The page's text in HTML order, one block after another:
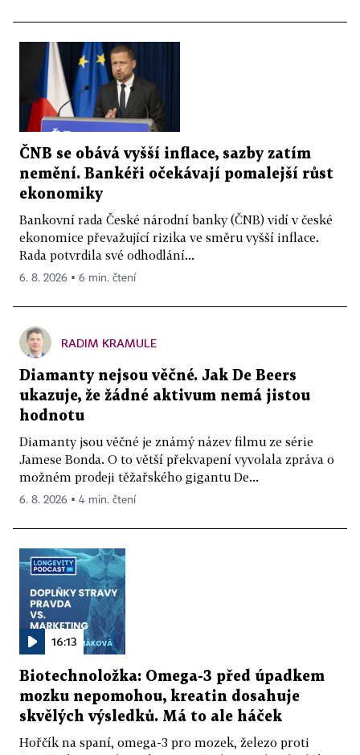
ČNB se obává vyšší inflace, sazby zatím
nemění. Bankéři očekávají pomalejší růst
ekonomiky
Bankovní rada České národní banky (ČNB) vidí v české
ekonomice převažující rizika ve směru vyšší inflace.
Rada potvrdila své odhodlání...
6. 8. 2026 ▪ 6 min. čtení
RADIM KRAMULE
Diamanty nejsou věčné. Jak De Beers
ukazuje, že žádné aktivum nemá jistou
hodnotu
Diamanty jsou věčné je známý název filmu ze série
Jamese Bonda. O to větší překvapení vyvolala zpráva o
možném prodeji těžařského gigantu De...
6. 8. 2026 ▪ 4 min. čtení
16:13
Biotechnoložka: Omega-3 před úpadkem
mozku nepomohou, kreatin dosahuje
skvělých výsledků. Má to ale háček
Hořčík na spaní, omega-3 pro mozek, železo proti